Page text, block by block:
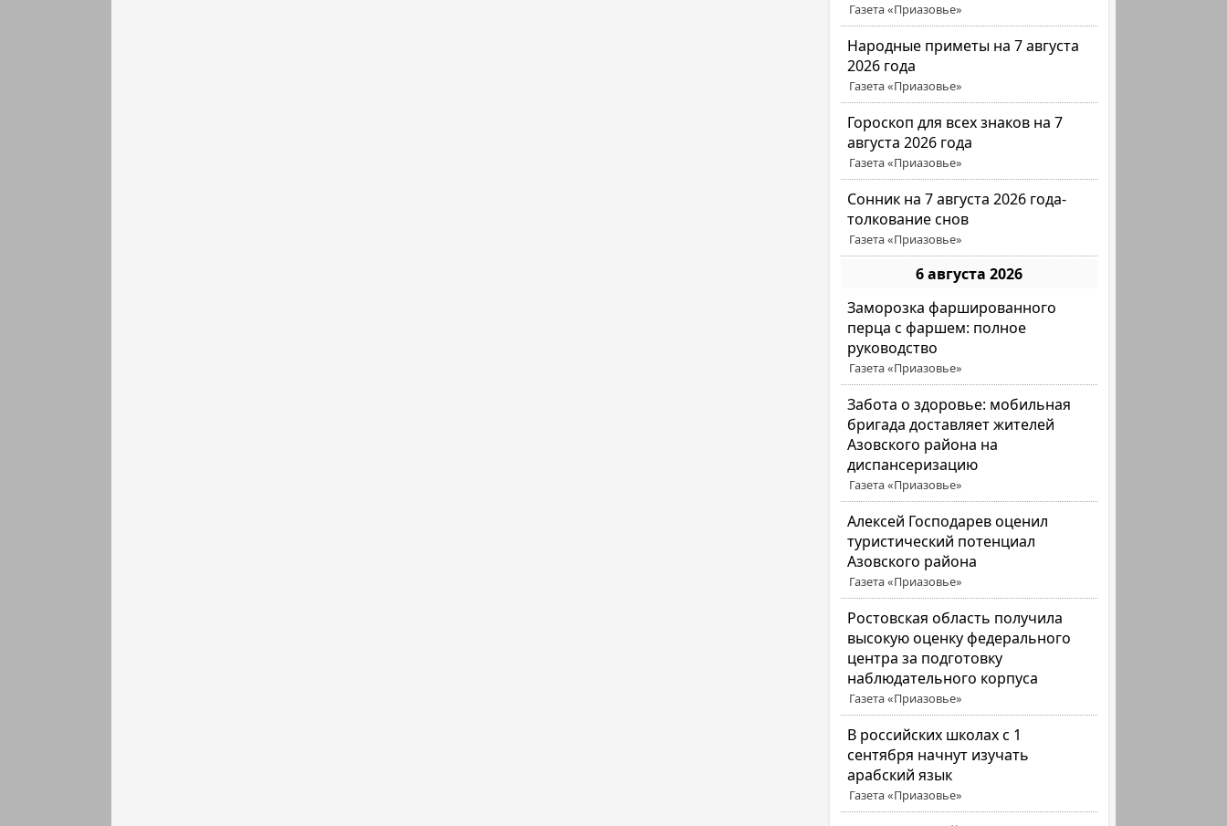
Газета «Приазовье»
Народные приметы на 7 августа
2026 года
Газета «Приазовье»
Гороскоп для всех знаков на 7
августа 2026 года
Газета «Приазовье»
Сонник на 7 августа 2026 года-
толкование снов
Газета «Приазовье»
6 августа 2026
Заморозка фаршированного
перца с фаршем: полное
руководство
Газета «Приазовье»
Забота о здоровье: мобильная
бригада доставляет жителей
Азовского района на
диспансеризацию
Газета «Приазовье»
Алексей Господарев оценил
туристический потенциал
Азовского района
Газета «Приазовье»
Ростовская область получила
высокую оценку федерального
центра за подготовку
наблюдательного корпуса
Газета «Приазовье»
В российских школах с 1
сентября начнут изучать
арабский язык
Газета «Приазовье»